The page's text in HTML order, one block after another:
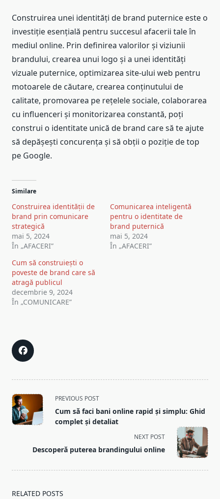
Construirea unei identități de brand puternice este o
investiție esențială pentru succesul afacerii tale în
mediul online. Prin definirea valorilor și viziunii
brandului, crearea unui logo și a unei identități
vizuale puternice, optimizarea site-ului web pentru
motoarele de căutare, crearea conținutului de
calitate, promovarea pe rețelele sociale, colaborarea
cu influenceri și monitorizarea constantă, poți
construi o identitate unică de brand care să te ajute
să depășești concurența și să obții o poziție de top
pe Google.
Similare
Construirea identității de
brand prin comunicare
strategică
mai 5, 2024
În „AFACERI”
Comunicarea inteligentă
pentru o identitate de
brand puternică
mai 5, 2024
În „AFACERI”
Cum să construiești o
poveste de brand care să
atragă publicul
decembrie 9, 2024
În „COMUNICARE”
<span
class="nav-
subtitle
text">Page</span>
PREVIOUS POST
Cum să faci bani online rapid și simplu: Ghid
complet și detaliat
NEXT POST
Descoperă puterea brandingului online
RELATED POSTS